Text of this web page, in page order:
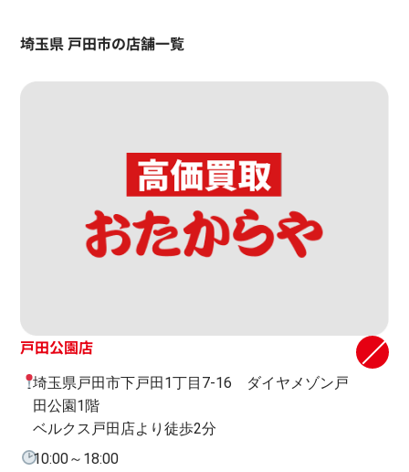
埼玉県 戸田市の店舗一覧
戸田公園店
埼玉県戸田市下戸田1丁目7-16 ダイヤメゾン戸
田公園1階
ベルクス戸田店より徒歩2分
10:00～18:00